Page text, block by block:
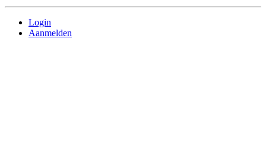
Login
Aanmelden